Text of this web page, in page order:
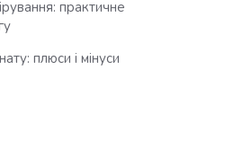
практичне
плюси і мінуси